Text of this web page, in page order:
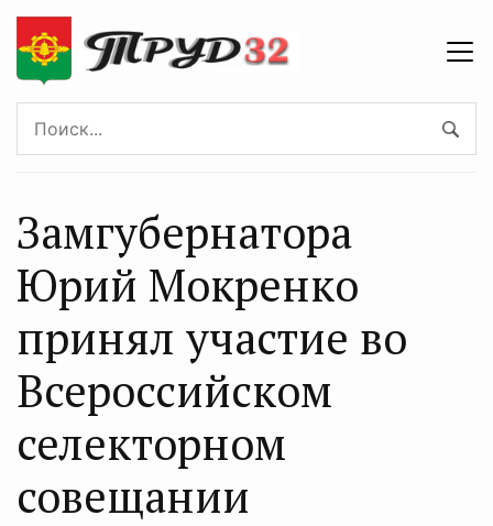
Замгубернатора
Юрий Мокренко
принял участие во
Всероссийском
селекторном
совещании